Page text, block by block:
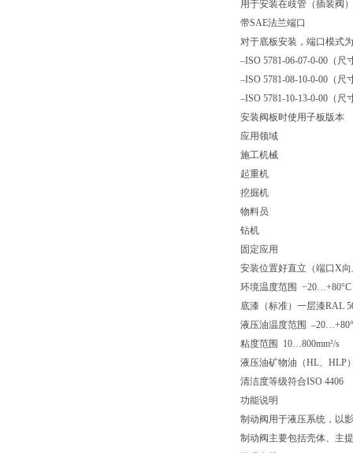
用于安装在歧管（插装阀
带SAE法兰端口
对于底板安装，端口模式为
–ISO 5781-06-07-0-00（尺
–ISO 5781-08-10-0-00（尺
–ISO 5781-10-13-0-00（尺
安装阀板时使用子板版本
应用领域
施工机械
起重机
挖掘机
物料员
钻机
固定应用
安装位置好直立（端口X
环境温度范围 −20…+80°C
底漆（标准）一层漆RAL
液压油温度范围
粘度范围 10…800mm²/s
液压油矿物油（HL、HLP
清洁度等级符合ISO 4406
功能说明
制动阀用于液压系统，以
制动阀主要包括壳体、主